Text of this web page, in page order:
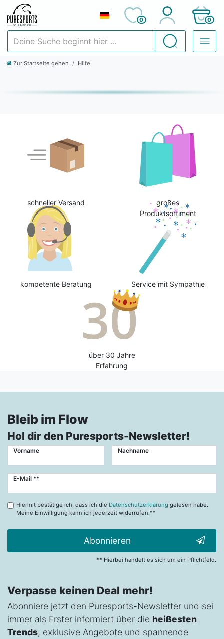
Suchen
0 0
Zur Startseite gehen Hilfe
schneller Versand
großes
Produktsortiment
kompetente Beratung Service mit Sympathie
über 30 Jahre
Erfahrung
Bleib im Flow
Hol dir den Puresports-Newsletter!
Vorname Nachname
E-Mail **
Newsletter
Hiermit bestätige ich, dass ich die Datenschutzerklärung gelesen habe.
Meine Einwilligung kann ich jederzeit widerrufen.**
Abonnieren
** Hierbei handelt es sich um ein Pflichtfeld.
Verpasse keinen Deal mehr!
Abonniere jetzt den Puresports-Newsletter und sei
immer als Erster informiert über die heißesten
Trends, exklusive Angebote und spannende